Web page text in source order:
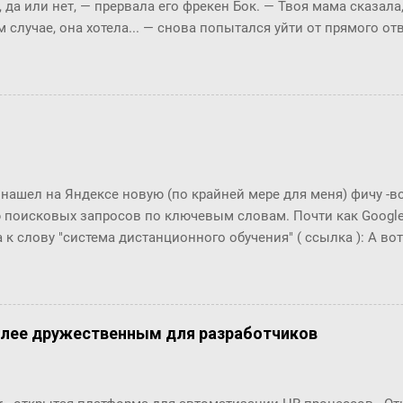
от нас, нужно только их как-то найти... Информаци...
или нет, ― прервала его фрекен Бок. ― Твоя мама
случае, она хотела... ― снова попытался уйти от прямого
по-моему, это не трудно. ― Представь себе, трудно, ―
и ты сама в этом убедишься. Вот, слушай! Ты перестала
Бок перехватило дыхание, казалось, она вот-вот
пить коньяк по утрам? ― Да, да, конечно, ― убежденно
нашел на Яндексе новую (по крайней мере для меня) фичу -
поисковых запросов по ключевым словам. Почти как Google
к слову "система дистанционного обучения" ( ссылка ): А
дружественным для разработчиков